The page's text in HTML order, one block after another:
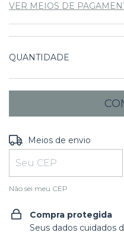
VER MEIOS DE
QUANTIDADE
Entregas para o CEP:
Meios de envio
Não sei meu CEP
Compra protegida
Seus dados cuidados